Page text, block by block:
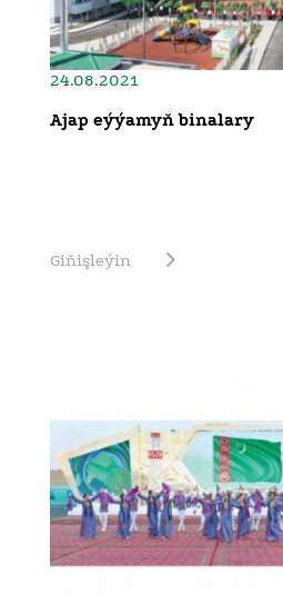
24.08.2021
Ajap eýýamyň binalary
Giňişleýin